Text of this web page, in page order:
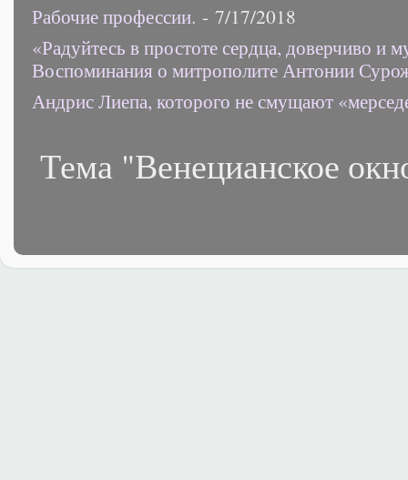
Рабочие профессии. - 7/17/2018
«Радуйтесь в простоте сердца, доверчиво и
Воспоминания о митрополите Антонии
Андрис Лиепа, которого не смущают
Тема "Венецианское